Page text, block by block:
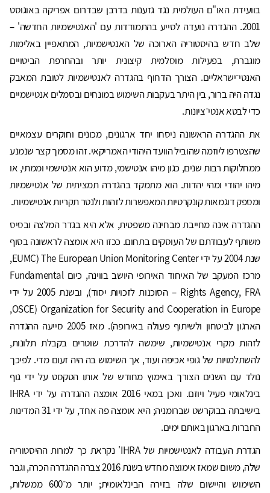
בוועידת האו"ם העולמית נגד גזענות בדרבן שבדרום אפריקה באוגוסט
2001. ההגדרה נועדה לסייע בהתמודדות עם 'האנטישמיות החדשה' –
שלב חדש בהיסטוריה הארוכה של האנטישמיות, המתאפיין באלימות
מוגברת, בפעילות מוסלמית קיצונית יותר ובהחרפת הביטויים
האנטי־ישראליים. הצורך הדחוף בהגדרה לאנטישמיות לטובת המאבק
נגדה היה ברור, בין היתר בעקבות השימוש במונחים ובסמלים אנטישמיים
כדי לבטא אנטי־ציונות.
את ההגדרה הראשונה ניסחו יחד ארגונים, מכונים וחוקרים עצמאיים
שהצטרפו ליוזמה שהוביל הוועד היהודי האמריקאי. זהו מסמך קצר שנמנע
ממחלוקות רבות שנים, כגון מיהו אנטישמי, מדוע הוא אנטישמי וממתי, או
מיהו יהודי ומהי יהדות. הוא מתמקד בהגדרה תמציתית של אנטישמיות
ומספק דוגמאות קונקרטיות המאפשרות לזהות ולנטר תקריות אנטישמיות.
ההגדרה אינה מחייבת מבחינה משפטית, אלא היא בגדר המלצה ובסיס
משותף לעבודתם של העוסקים בתחום. ככזו היא אומצה לראשונה בסוף
שנת 2004 על ידי The European Union Monitoring Center (EUMC,
מרכז המעקב של האיחוד האירופי היושב בווינה, כיום Fundamental
Rights Agency, FRA – הסוכנות לזכויות יסוד), ובשנת 2005 על ידי
Organization for Security and Cooperation in Europe (OSCE,
הארגון לביטחון ולשיתוף פעולה באירופה). מאז 2005 סייעה ההגדרה
לזהות מקרי אנטישמיות, שימשה להדרכת שוטרים בקבלת תלונות,
להשתלמויות של גופי אכיפה ועוד, אך השימוש בה היה זעום מדי. לפיכך
נולד עם השנים הצורך באימוץ מחודש של אותו הטקסט על ידי גוף
בינלאומי פעיל ויוזם. ואכן במאי 2016 אומצה ההגדרה על ידי IHRA
בישיבתה בבוקרשט שברומניה; היא אומצה פה אחד, על ידי 31 המדינות
החברות בארגון באותם ימים.
הגדרת העבודה לאנטישמיות של IHRA' נקראת כך למרות ההיסטוריה
שלה, משום שמאז אימוצה מחדש בשנת 2016 צברה ההגדרה הכרה, וגבר
השימוש והיישום שלה בזירה הבינלאומית; יותר מ־600 ממשלות,